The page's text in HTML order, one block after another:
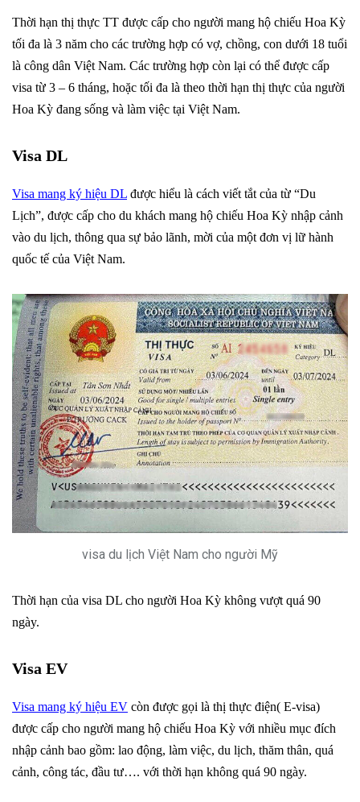
Thời hạn thị thực TT được cấp cho người mang hộ chiếu Hoa Kỳ
tối đa là 3 năm cho các trường hợp có vợ, chồng, con dưới 18 tuổi
là công dân Việt Nam. Các trường hợp còn lại có thể được cấp
visa từ 3 – 6 tháng, hoặc tối đa là theo thời hạn thị thực của người
Hoa Kỳ đang sống và làm việc tại Việt Nam.
Visa DL
Visa mang ký hiệu DL được hiểu là cách viết tắt của từ “Du
Lịch”, được cấp cho du khách mang hộ chiếu Hoa Kỳ nhập cảnh
vào du lịch, thông qua sự bảo lãnh, mời của một đơn vị lữ hành
quốc tế của Việt Nam.
visa du lịch Việt Nam cho người Mỹ
Thời hạn của visa DL cho người Hoa Kỳ không vượt quá 90
ngày.
Visa EV
Visa mang ký hiệu EV còn được gọi là thị thực điện( E-visa)
được cấp cho người mang hộ chiếu Hoa Kỳ với nhiều mục đích
nhập cảnh bao gồm: lao động, làm việc, du lịch, thăm thân, quá
cảnh, công tác, đầu tư…. với thời hạn không quá 90 ngày.